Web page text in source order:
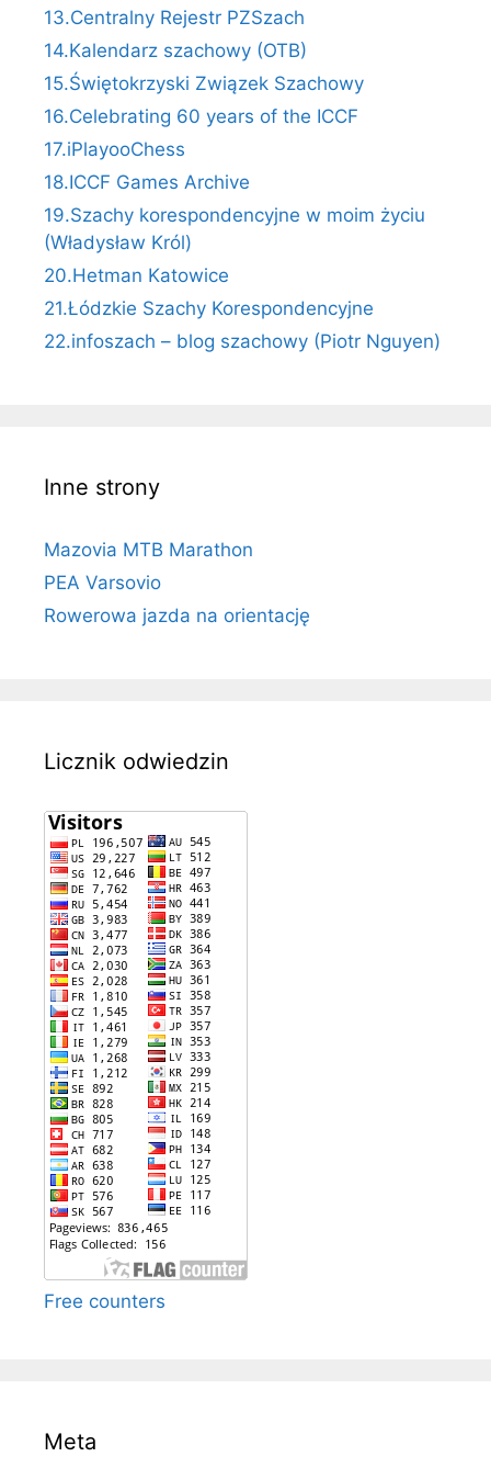
13.Centralny Rejestr PZSzach
14.Kalendarz szachowy (OTB)
15.Świętokrzyski Związek Szachowy
16.Celebrating 60 years of the ICCF
17.iPlayooChess
18.ICCF Games Archive
19.Szachy korespondencyjne w moim życiu
(Władysław Król)
20.Hetman Katowice
21.Łódzkie Szachy Korespondencyjne
22.infoszach – blog szachowy (Piotr Nguyen)
Inne strony
Mazovia MTB Marathon
PEA Varsovio
Rowerowa jazda na orientację
Licznik odwiedzin
Free counters
Meta